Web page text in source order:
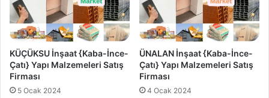
KÜÇÜKSU İnşaat {Kaba-İnce-
Çatı} Yapı Malzemeleri Satış
Firması
5 Ocak 2024
ÜNALAN İnşaat {Kaba-İnce-
Çatı} Yapı Malzemeleri Satış
Firması
4 Ocak 2024